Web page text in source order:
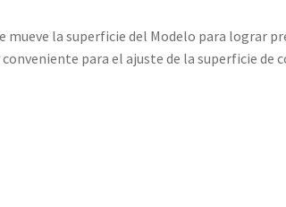
mueve la superficie del Modelo para lograr
para el ajuste de la superficie de